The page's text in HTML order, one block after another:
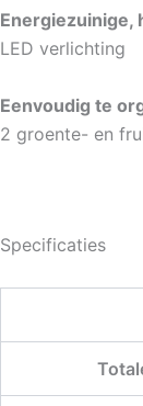
Energiezuinige,
LED verlichting
Eenvoudig te
2 groente- en
Specificaties